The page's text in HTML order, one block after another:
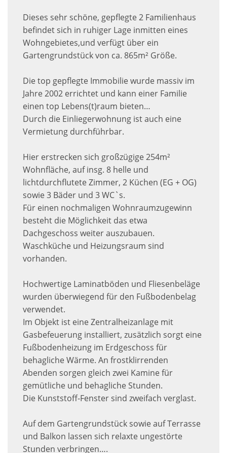
Dieses sehr schöne, gepflegte 2 Familienhaus
befindet sich in ruhiger Lage inmitten eines
Wohngebietes,und verfügt über ein
Gartengrundstück von ca. 865m² Größe.
Die top gepflegte Immobilie wurde massiv im
Jahre 2002 errichtet und kann einer Familie
einen top Lebens(t)raum bieten…
Durch die Einliegerwohnung ist auch eine
Vermietung durchführbar.
Hier erstrecken sich großzügige 254m²
Wohnfläche, auf insg. 8 helle und
lichtdurchflutete Zimmer, 2 Küchen (EG + OG)
sowie 3 Bäder und 3 WC`s.
Für einen nochmaligen Wohnraumzugewinn
besteht die Möglichkeit das etwa
Dachgeschoss weiter auszubauen.
Waschküche und Heizungsraum sind
vorhanden.
Hochwertige Laminatböden und Fliesenbeläge
wurden überwiegend für den Fußbodenbelag
verwendet.
Im Objekt ist eine Zentralheizanlage mit
Gasbefeuerung installiert, zusätzlich sorgt eine
Fußbodenheizung im Erdgeschoss für
behagliche Wärme. An frostklirrenden
Abenden sorgen gleich zwei Kamine für
gemütliche und behagliche Stunden.
Die Kunststoff-Fenster sind zweifach verglast.
Auf dem Gartengrundstück sowie auf Terrasse
und Balkon lassen sich relaxte ungestörte
Stunden verbringen….